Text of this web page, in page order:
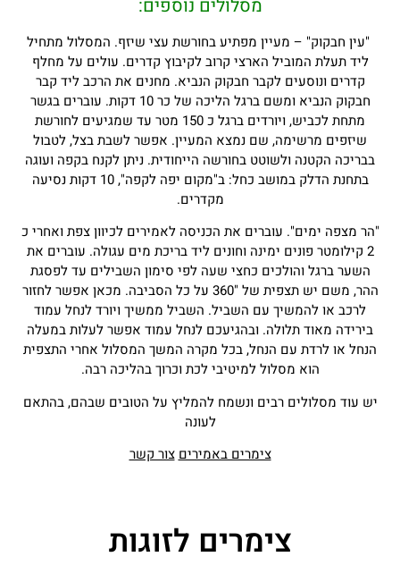
מסלולים נוספים:
"עין חבקוק" – מעיין מפתיע בחורשת עצי שיזף. המסלול מתחיל
ליד תעלת המוביל הארצי קרוב לקיבוץ קדרים. עולים על מחלף
קדרים ונוסעים לקבר חבקוק הנביא. מחנים את הרכב ליד קבר
חבקוק הנביא ומשם ברגל הליכה של כר 10 דקות. עוברים בגשר
מתחת לכביש, ויורדים ברגל כ 150 מטר עד שמגיעים לחורשת
שיזפים מרשימה, שם נמצא המעיין. אפשר לשבת בצל, לטבול
בבריכה הקטנה ולשוטט בחורשה הייחודית. ניתן לקנח בקפה ועוגה
בתחנת הדלק במושב כחל: ב"מקום יפה לקפה", 10 דקות נסיעה
מקדרים.
"הר מצפה ימים". עוברים את הכניסה לאמירים לכיוון צפת ואחרי כ
2 קילומטר פונים ימינה וחונים ליד בריכת מים עגולה. עוברים את
השער ברגל והולכים כחצי שעה לפי סימון השבילים עד לפסגת
ההר, משם יש תצפית של "360 על כל הסביבה. מכאן אפשר לחזור
לרכב או להמשיך עם השביל. השביל ממשיך ויורד לנחל עמוד
בירידה מאוד תלולה. ובהגיעכם לנחל עמוד אפשר לעלות במעלה
הנחל או לרדת עם הנחל, בכל מקרה המשך המסלול אחרי התצפית
הוא מסלול למיטיבי לכת וכרוך בהליכה רבה.
יש עוד מסלולים רבים ונשמח להמליץ על הטובים שבהם, בהתאם
לעונה
צימרים באמירים צור קשר
צימרים לזוגות